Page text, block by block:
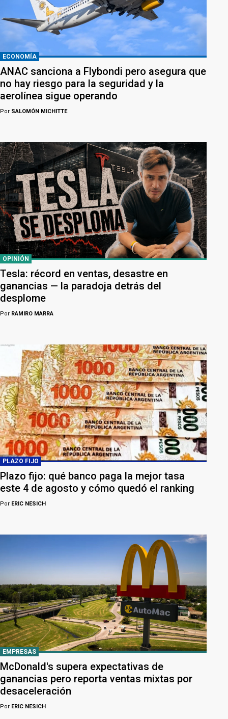
ECONOMÍA
ANAC sanciona a Flybondi pero asegura que
no hay riesgo para la seguridad y la
aerolínea sigue operando
Por SALOMÓN MICHITTE
OPINIÓN
Tesla: récord en ventas, desastre en
ganancias — la paradoja detrás del
desplome
Por RAMIRO MARRA
PLAZO FIJO
Plazo fijo: qué banco paga la mejor tasa
este 4 de agosto y cómo quedó el ranking
Por ERIC NESICH
EMPRESAS
McDonald's supera expectativas de
ganancias pero reporta ventas mixtas por
desaceleración
Por ERIC NESICH